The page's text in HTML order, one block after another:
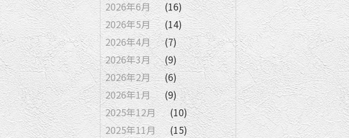
2026年6月
(16)
2026年5月
(14)
2026年4月
(7)
2026年3月
(9)
2026年2月
(6)
2026年1月
(9)
2025年12月
(10)
2025年11月
(15)